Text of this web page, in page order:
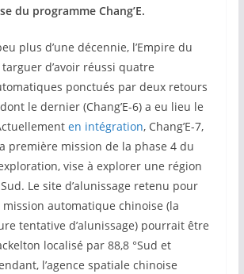
du programme Chang’E.
d’une décennie, l’Empire du
d’avoir réussi quatre
ponctués par deux retours
le dernier (Chang’E-6) a eu lieu le
en intégration, Chang’E-7,
première mission de la phase 4 du
vise à explorer une région
Le site d’alunissage retenu pour
automatique chinoise (la
tentative d’alunissage) pourrait être
localisé par 88,8 °Sud et
l’agence spatiale chinoise